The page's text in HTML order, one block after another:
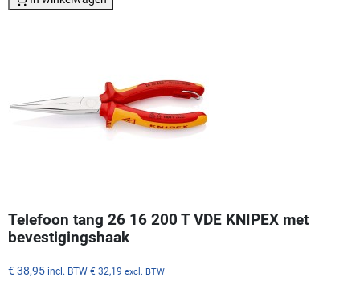
Telefoon tang 26 16 200 T VDE KNIPEX met
bevestigingshaak
€ 38,95 incl. BTW € 32,19 excl. BTW